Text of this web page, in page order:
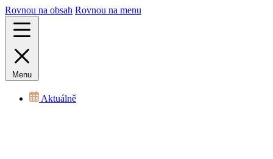
Rovnou na obsah Rovnou na menu
Menu
Aktuálně